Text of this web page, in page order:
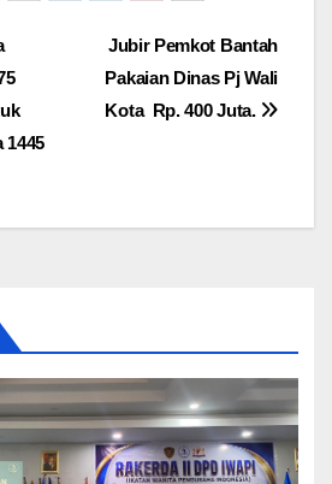
Jubir Pemkot Bantah
Pakaian Dinas Pj Wali
Kota Rp. 400 Juta.
1445